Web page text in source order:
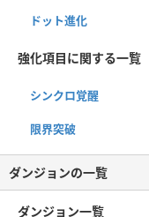
ドット進化
強化項目に関する一覧
シンクロ覚醒
限界突破
ダンジョンの一覧
ダンジョン一覧